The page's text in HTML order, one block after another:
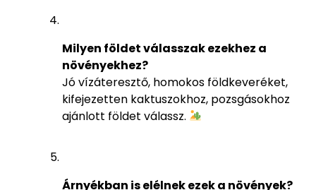
Milyen földet válasszak ezekhez a
növényekhez?
Jó vízáteresztő, homokos földkeveréket,
kifejezetten kaktuszokhoz, pozsgásokhoz
ajánlott földet válassz.
Árnyékban is elélnek ezek a növények?